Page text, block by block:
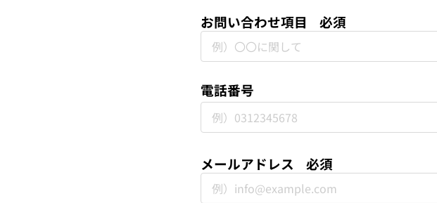
お問い合わせ項目 必須
電話番号
メールアドレス 必須